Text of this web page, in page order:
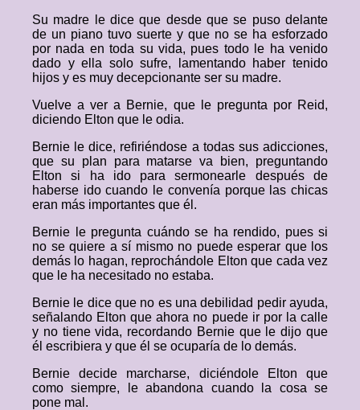
Su madre le dice que desde que se puso delante
de un piano tuvo suerte y que no se ha esforzado
por nada en toda su vida, pues todo le ha venido
dado y ella solo sufre, lamentando haber tenido
hijos y es muy decepcionante ser su madre.
Vuelve a ver a Bernie, que le pregunta por Reid,
diciendo Elton que le odia.
Bernie le dice, refiriéndose a todas sus adicciones,
que su plan para matarse va bien, preguntando
Elton si ha ido para sermonearle después de
haberse ido cuando le convenía porque las chicas
eran más importantes que él.
Bernie le pregunta cuándo se ha rendido, pues si
no se quiere a sí mismo no puede esperar que los
demás lo hagan, reprochándole Elton que cada vez
que le ha necesitado no estaba.
Bernie le dice que no es una debilidad pedir ayuda,
señalando Elton que ahora no puede ir por la calle
y no tiene vida, recordando Bernie que le dijo que
él escribiera y que él se ocuparía de lo demás.
Bernie decide marcharse, diciéndole Elton que
como siempre, le abandona cuando la cosa se
pone mal.